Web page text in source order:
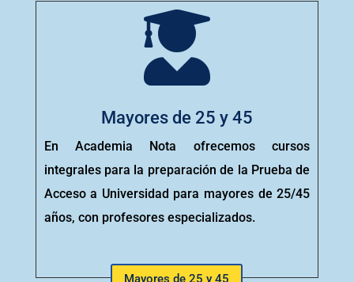

Mayores de 25 y 45
En Academia Nota ofrecemos cursos
integrales para la preparación de la Prueba de
Acceso a Universidad para mayores de 25/45
años, con profesores especializados.
Mayores de 25 y 45